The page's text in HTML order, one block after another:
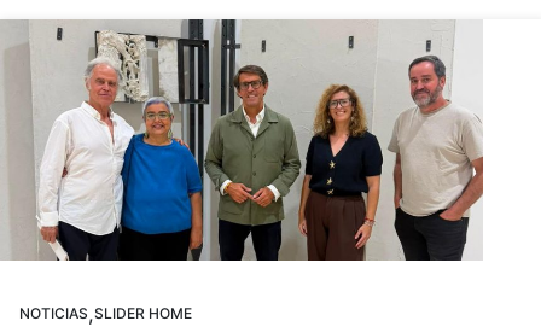
NOTICIAS,SLIDER HOME